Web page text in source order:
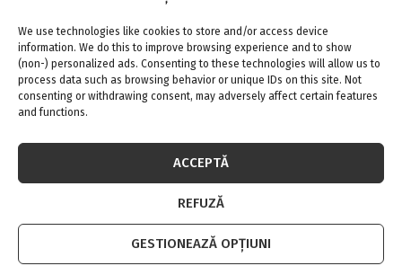
We use technologies like cookies to store and/or access device
information. We do this to improve browsing experience and to show
(non-) personalized ads. Consenting to these technologies will allow us to
process data such as browsing behavior or unique IDs on this site. Not
consenting or withdrawing consent, may adversely affect certain features
and functions.
ACCEPTĂ
REFUZĂ
GESTIONEAZĂ OPȚIUNI